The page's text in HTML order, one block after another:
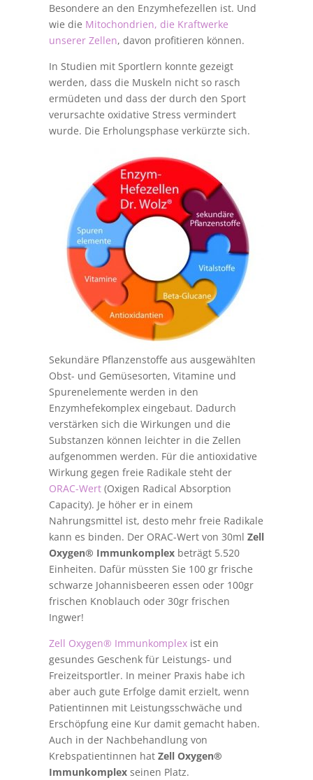
Besondere an den Enzymhefezellen ist. Und
wie die Mitochondrien, die Kraftwerke
unserer Zellen, davon profitieren können.
In Studien mit Sportlern konnte gezeigt
werden, dass die Muskeln nicht so rasch
ermüdeten und dass der durch den Sport
verursachte oxidative Stress vermindert
wurde. Die Erholungsphase verkürzte sich.
Sekundäre Pflanzenstoffe aus ausgewählten
Obst- und Gemüsesorten, Vitamine und
Spurenelemente werden in den
Enzymhefekomplex eingebaut. Dadurch
verstärken sich die Wirkungen und die
Substanzen können leichter in die Zellen
aufgenommen werden. Für die antioxidative
Wirkung gegen freie Radikale steht der
ORAC-Wert(Oxigen Radical Absorption
Capacity). Je höher er in einem
Nahrungsmittel ist, desto mehr freie Radikale
kann es binden. Der ORAC-Wert von 30ml Zell
Oxygen® Immunkomplex beträgt 5.520
Einheiten. Dafür müssten Sie 100 gr frische
schwarze Johannisbeeren essen oder 100gr
frischen Knoblauch oder 30gr frischen
Ingwer!
Zell Oxygen® Immunkomplexist ein
gesundes Geschenk für Leistungs- und
Freizeitsportler. In meiner Praxis habe ich
aber auch gute Erfolge damit erzielt, wenn
Patientinnen mit Leistungsschwäche und
Erschöpfung eine Kur damit gemacht haben.
Auch in der Nachbehandlung von
Krebspatientinnen hat Zell Oxygen®
Immunkomplexseinen Platz.